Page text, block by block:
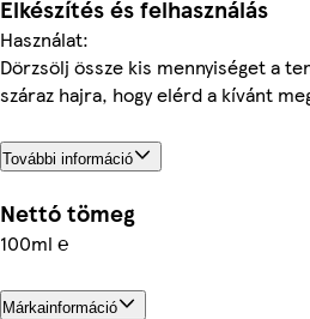
Elkészítés és felhasználás
Használat:
Dörzsölj össze kis mennyiséget a
száraz hajra, hogy elérd a kívánt
További információ
Nettó tömeg
100ml ℮
Márkainformáció